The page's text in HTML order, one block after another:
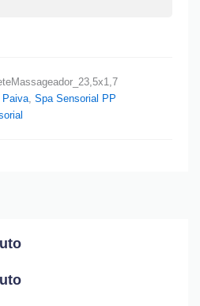
Paiva, Spa Sensorial PP